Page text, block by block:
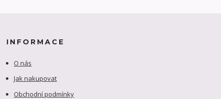
INFORMACE
O nás
Jak nakupovat
Obchodní podmínky